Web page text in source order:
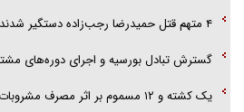
۴ متهم قتل حمیدرضا رجب‌زاده دستگیر شدند
گسترش تبادل بورسیه و اجرای دوره‌های
یک کشته و ۱۲ مسموم بر اثر مصرف مشروبات الکلی در نیشابور